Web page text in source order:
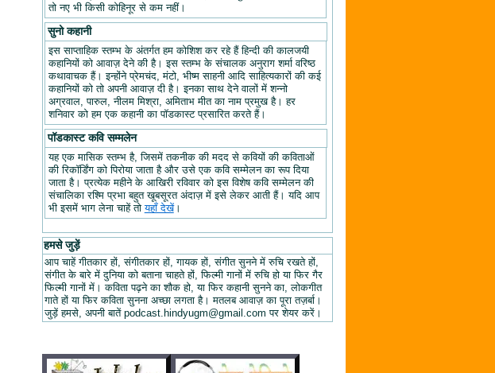
तो नए भी किसी कोहिनूर से कम नहीं।
सुनो कहानी
इस साप्ताहिक स्तम्भ के अंतर्गत हम कोशिश कर रहे हैं हिन्दी की कालजयी
कहानियों को आवाज़ देने की है। इस स्तम्भ के संचालक अनुराग शर्मा वरिष्ठ
कथावाचक हैं। इन्होंने प्रेमचंद, मंटो, भीष्म साहनी आदि साहित्यकारों की कई
कहानियों को तो अपनी आवाज़ दी है। इनका साथ देने वालों में शन्नो
अग्रवाल, पारुल, नीलम मिश्रा, अमिताभ मीत का नाम प्रमुख है। हर
शनिवार को हम एक कहानी का पॉडकास्ट प्रसारित करते हैं।
पॉडकास्ट कवि सम्मलेन
यह एक मासिक स्तम्भ है, जिसमें तकनीक की मदद से कवियों की कविताओं
की रिकॉर्डिंग को पिरोया जाता है और उसे एक कवि सम्मेलन का रूप दिया
जाता है। प्रत्येक महीने के आखिरी रविवार को इस विशेष कवि सम्मेलन की
संचालिका रश्मि प्रभा बहुत खूबसूरत अंदाज़ में इसे लेकर आती हैं। यदि आप
भी इसमें भाग लेना चाहें तोयहाँ देखें।
हमसे जुड़ें
आप चाहें गीतकार हों, संगीतकार हों, गायक हों, संगीत सुनने में रुचि रखते हों,
संगीत के बारे में दुनिया को बताना चाहते हों, फिल्मी गानों में रुचि हो या फिर गैर
फिल्मी गानों में। कविता पढ़ने का शौक हो, या फिर कहानी सुनने का, लोकगीत
गाते हों या फिर कविता सुनना अच्छा लगता है। मतलब आवाज़ का पूरा तज़र्बा।
जुड़ें हमसे, अपनी बातें podcast.hindyugm@gmail.com पर शेयर करें।